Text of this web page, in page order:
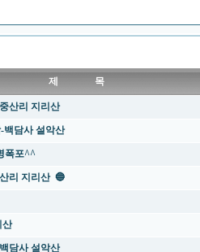
제 목
산리 지리산
백담사 설악산
폭포^^
리 지리산 🔵
산
담사 설악산